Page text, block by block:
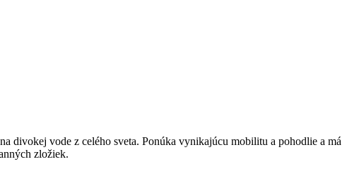
divokej vode z celého sveta. Ponúka vynikajúcu mobilitu a pohodlie a má
zložiek.